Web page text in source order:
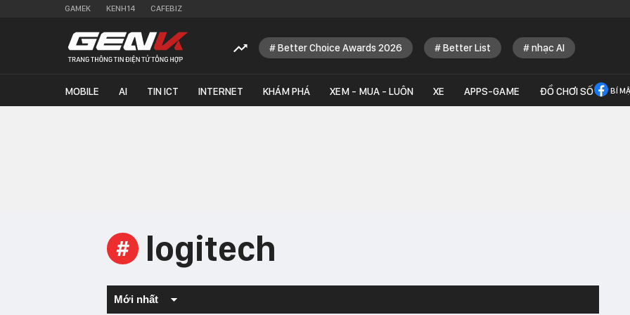
GAMEK KENH14 CAFEBIZ
Better Choice Awards 2026 Better List nhạc AI
MOBILE AI TIN ICT INTERNET KHÁM PHÁ XEM - MUA - LUÔN XE APPS-GAME ĐỒ CHƠI SỐ BÍ
# logitech
Mới nhất